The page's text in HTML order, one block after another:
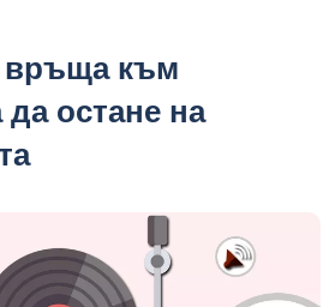
връща към
да остане на